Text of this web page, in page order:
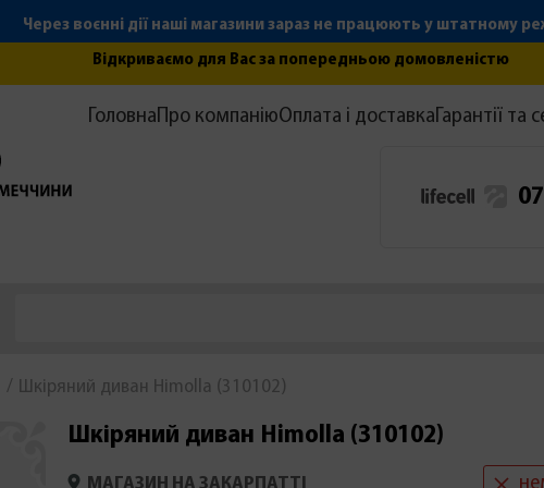
Через воєнні дії наші магазини зараз не працюють у штатному
Відкриваємо для Вас за попередньою домовленістю
ГоловнаПро компаніюОплата і доставкаГарантії та
Шкіряний диван Himolla (310102)
Шкіряний диван Himolla (310102)